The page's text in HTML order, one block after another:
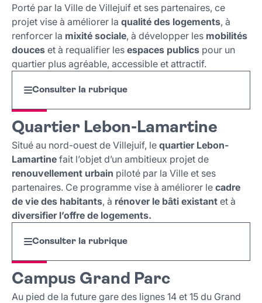
Porté par la Ville de Villejuif et ses partenaires, ce
projet vise à améliorer la qualité des logements, à
renforcer la mixité sociale, à développer les mobilités
douces et à requalifier les espaces publics pour un
quartier plus agréable, accessible et attractif.
Consulter la rubrique
Quartier Lebon-Lamartine
Situé au nord-ouest de Villejuif, le quartier Lebon-
Lamartine fait l’objet d’un ambitieux projet de
renouvellement urbain piloté par la Ville et ses
partenaires. Ce programme vise à améliorer le cadre
de vie des habitants, à rénover le bâti existant et à
diversifier l’offre de logements.
Consulter la rubrique
Campus Grand Parc
Au pied de la future gare des lignes 14 et 15 du Grand